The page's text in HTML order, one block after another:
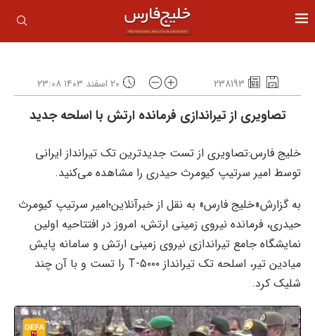
238193 ۲۰ اسفند ۱۴۰۳ ۲۳:۰۸
تصاویری از تیراندازی فرمانده ارتش با اسلحه جدید
خلیج فارس:تصاویری از تست جدیدترین تک تیرانداز ایرانی
توسط امیر سرتیپ کیومرث حیدری را مشاهده می‌کنید.
به گزارش«خلیج فارس» به نقل از خبرآنلاین؛امیر سرتیپ کیومرث
حیدری، فرمانده نیروی زمینی ارتش، امروز در افتتاحیه اولین
نمایشگاه جامع تیراندازی نیروی زمینی ارتش و سامانه پایش
میادین تیر، اسلحه تک تیرانداز T-۵۰۰۰ را تست و با آن چند
شلیک کرد.